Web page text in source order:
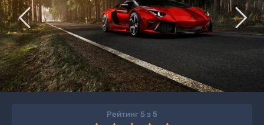
 
Рейтинг 5 з 5